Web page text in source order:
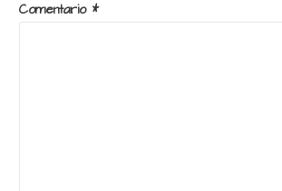
Comentario *